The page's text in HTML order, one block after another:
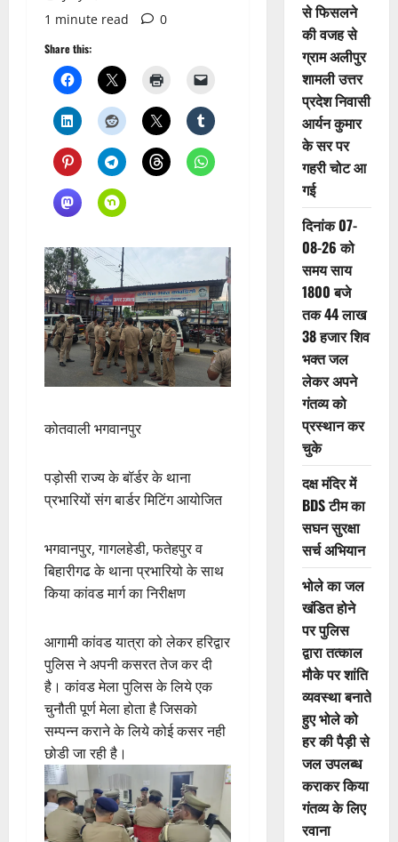
1 minute read
0
Share this:
कोतवाली भगवानपुर
पड़ोसी राज्य के बॉर्डर के थाना
प्रभारियों संग बार्डर मिटिंग आयोजित
भगवानपुर, गागलहेडी, फतेहपुर व
बिहारीगढ के थाना प्रभारियो के साथ
किया कांवड मार्ग का निरीक्षण
आगामी कांवड यात्रा को लेकर हरिद्वार
पुलिस ने अपनी कसरत तेज कर दी
है। कांवड मेला पुलिस के लिये एक
चुनौती पूर्ण मेला होता है जिसको
सम्पन्न कराने के लिये कोई कसर नही
छोडी जा रही है।
से फिसलने
की वजह से
ग्राम अलीपुर
शामली उत्तर
प्रदेश निवासी
आर्यन कुमार
के सर पर
गहरी चोट आ
गई
दिनांक 07-
08-26 को
समय साय
1800 बजे
तक 44 लाख
38 हजार शिव
भक्त जल
लेकर अपने
गंतव्य को
प्रस्थान कर
चुके
दक्ष मंदिर में
BDS टीम का
सघन सुरक्षा
सर्च अभियान
भोले का जल
खंडित होने
पर पुलिस
द्वारा तत्काल
मौके पर शांति
व्यवस्था बनाते
हुए भोले को
हर की पैड़ी से
जल उपलब्ध
कराकर किया
गंतव्य के लिए
रवाना